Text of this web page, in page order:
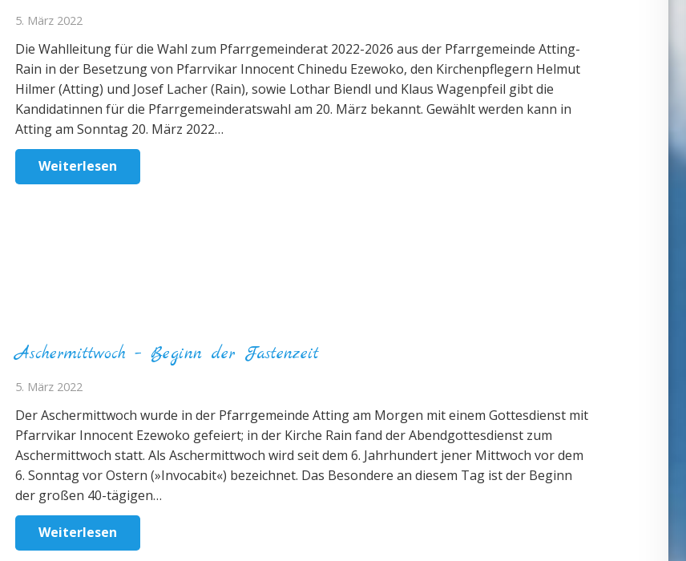
5. März 2022
Die Wahlleitung für die Wahl zum Pfarrgemeinderat 2022-2026 aus der Pfarrgemeinde Atting-
Rain in der Besetzung von Pfarrvikar Innocent Chinedu Ezewoko, den Kirchenpflegern Helmut
Hilmer (Atting) und Josef Lacher (Rain), sowie Lothar Biendl und Klaus Wagenpfeil gibt die
Kandidatinnen für die Pfarrgemeinderatswahl am 20. März bekannt. Gewählt werden kann in
Atting am Sonntag 20. März 2022…
Weiterlesen
Aschermittwoch – Beginn der Fastenzeit
5. März 2022
Der Aschermittwoch wurde in der Pfarrgemeinde Atting am Morgen mit einem Gottesdienst mit
Pfarrvikar Innocent Ezewoko gefeiert; in der Kirche Rain fand der Abendgottesdienst zum
Aschermittwoch statt. Als Aschermittwoch wird seit dem 6. Jahrhundert jener Mittwoch vor dem
6. Sonntag vor Ostern (»Invocabit«) bezeichnet. Das Besondere an diesem Tag ist der Beginn
der großen 40-tägigen…
Weiterlesen